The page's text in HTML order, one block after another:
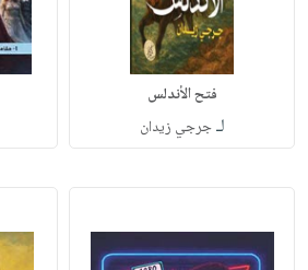
فتح الأندلس
لـجرجي زيدان